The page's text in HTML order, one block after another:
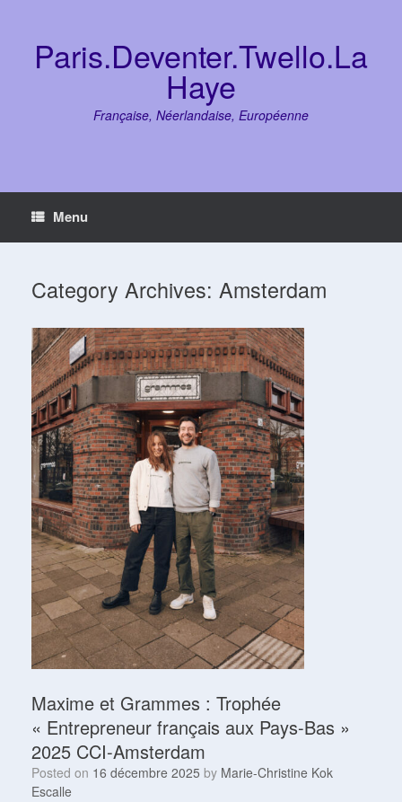
contentParis.Deventer.Twello.La
Haye
Française, Néerlandaise, Européenne
Menu
Category Archives: Amsterdam
Maxime et Grammes : Trophée
« Entrepreneur français aux Pays-Bas »
2025 CCI-Amsterdam
Posted on 16 décembre 2025 by Marie-Christine Kok
Escalle